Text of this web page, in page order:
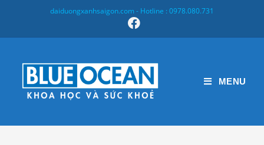
daiduongxanhsaigon.com - Hotline : 0978.080.731
MENU